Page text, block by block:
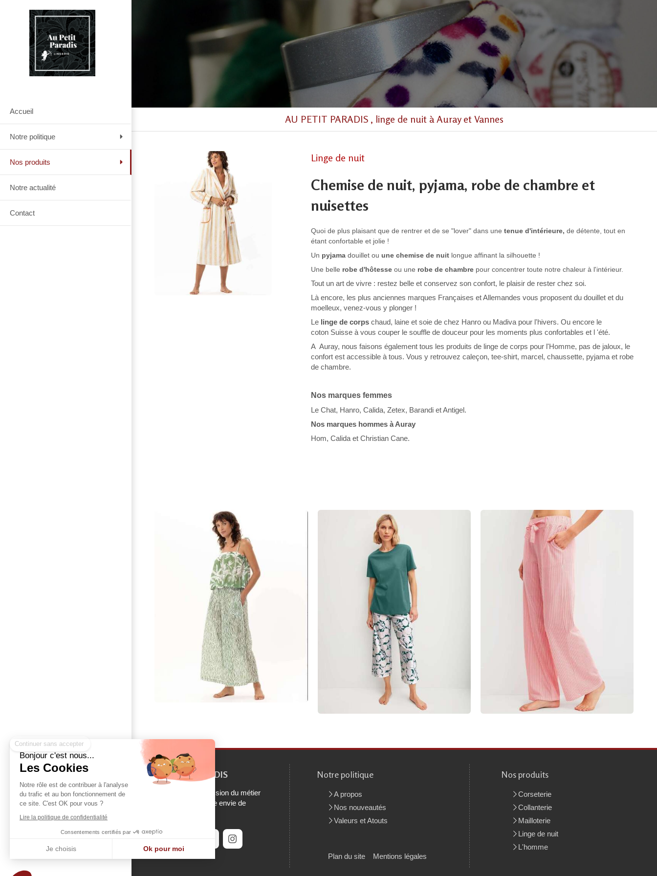
Accueil
Notre politique
Nos produits
Notre actualité
Contact
AU PETIT PARADIS , linge de nuit à Auray et Vannes
Linge de nuit
Chemise de nuit, pyjama, robe de chambre et
nuisettes
Quoi de plus plaisant que de rentrer et de se "lover" dans unetenue d'intérieure, de détente, tout en
étant confortable et jolie !
Un pyjama douillet ou une chemise de nuit longue affinant la silhouette !
Une belle robe d'hôtesse ou une robe de chambre pour concentrer toute notre chaleur à l'intérieur.
Tout un art de vivre : restez belle et conservez son confort, le plaisir de rester chez soi.
Là encore, les plus anciennes marques Françaises et Allemandes vous proposent du douillet et du
moelleux, venez-vous y plonger !
Le linge de corps chaud, laine et soie de chez Hanro ou Madiva pour l'hivers. Ou encore le
coton Suisse à vous couper le souffle de douceur pour les moments plus confortables et l 'été.
A Auray, nous faisons également tous les produits de linge de corps pour l'Homme, pas de jaloux, le
confort est accessible à tous. Vous y retrouvez caleçon, tee-shirt, marcel, chaussette, pyjama et robe
de chambre.
Nos marques femmes
Le Chat, Hanro, Calida, Zetex, Barandi et Antigel.
Nos marques hommes à Auray
Hom, Calida et Christian Cane.
AU PETIT PARADIS
75 ans de transmission du métier
. Toujours, la même envie de
Notre politique
A propos
Nos nouveautés
Valeurs et Atouts
Plan du site Mentions légales
Nos produits
Corseterie
Collanterie
Mailloterie
Linge de nuit
L'homme
Bonjour c'est nous...
Les Cookies
Notre rôle est de contribuer à l'analyse
du trafic et au bon fonctionnement de
ce site. C'est OK pour vous ?
Lire la politique de confidentialité
Consentements certifiés par
Je choisis Ok pour moi
Notre plateforme vous permet d'adapter et de gérer vos paramètres de confidentialité, en garantissant la conformité avec les réglementations. Personnalisez vos préférences pour contrôler la manière dont vos informations sont manipulées.